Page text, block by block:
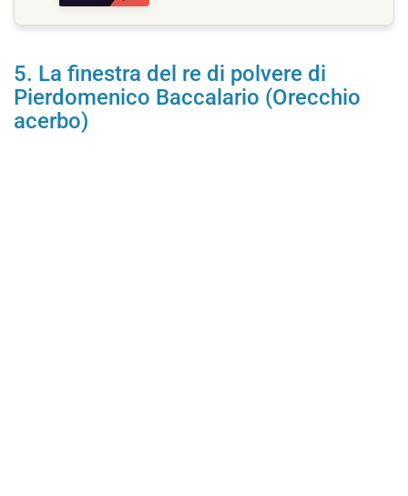
5. La finestra del re di polvere di
Pierdomenico Baccalario (Orecchio
acerbo)